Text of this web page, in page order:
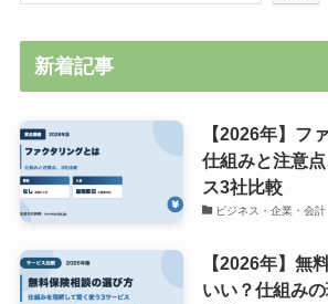
新着記事
【2026年】フ
仕組みと注意
ス3社比較
ビジネス・企業・会計
【2026年】無
いい？仕組み